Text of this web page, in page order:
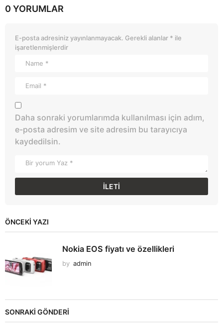
0 YORUMLAR
E-posta adresiniz yayınlanmayacak. Gerekli alanlar * ile
işaretlenmişlerdir
Daha sonraki yorumlarımda kullanılması için adım,
e-posta adresim ve site adresim bu tarayıcıya
kaydedilsin.
ÖNCEKI YAZI
Nokia EOS fiyatı ve özellikleri
by admin
SONRAKİ GÖNDERİ